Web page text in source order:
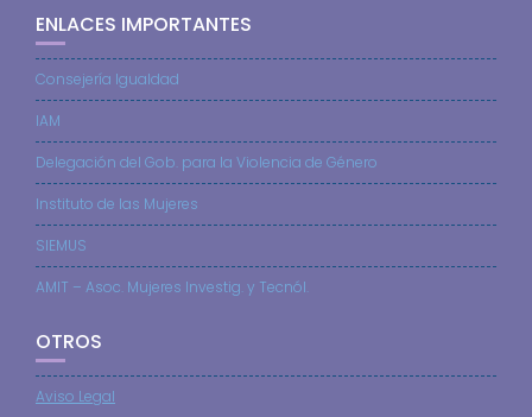
ENLACES IMPORTANTES
Consejería Igualdad
IAM
Delegación del Gob. para la Violencia de Género
Instituto de las Mujeres
SIEMUS
AMIT – Asoc. Mujeres Investig. y Tecnól.
OTROS
Aviso Legal